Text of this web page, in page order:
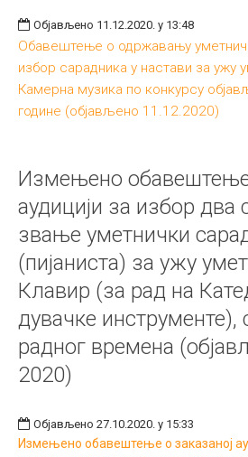
Објављено 11.12.2020. у 13:48
Обавештење о одржавању
избор сарадника у настави за ужу
Камерна музика по конкурсу
године (објављено 11.12.2020)
Измењено обавештење
аудицији за избор два
звање уметнички
(пијаниста) за ужу
Клавир (за рад на
дувачке инструменте),
радног времена
2020)
Објављено 27.10.2020. у 15:33
Измењено обавештење о заказаној